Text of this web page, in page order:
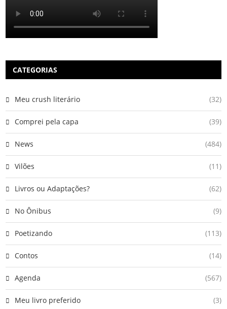
CATEGORIAS
Meu crush literário (32)
Comprei pela capa (39)
News (484)
Vilões (11)
Livros ou Adaptações? (62)
No Ônibus (9)
Poetizando (113)
Contos (14)
Agenda (567)
Meu livro preferido (3)